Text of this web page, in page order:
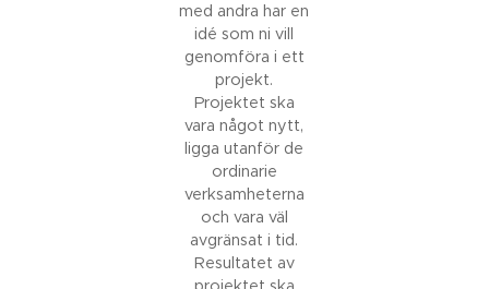
med andra har en
idé som ni vill
genomföra i ett
projekt.
Projektet ska
vara något nytt,
ligga utanför de
ordinarie
verksamheterna
och vara väl
avgränsat i tid.
Resultatet av